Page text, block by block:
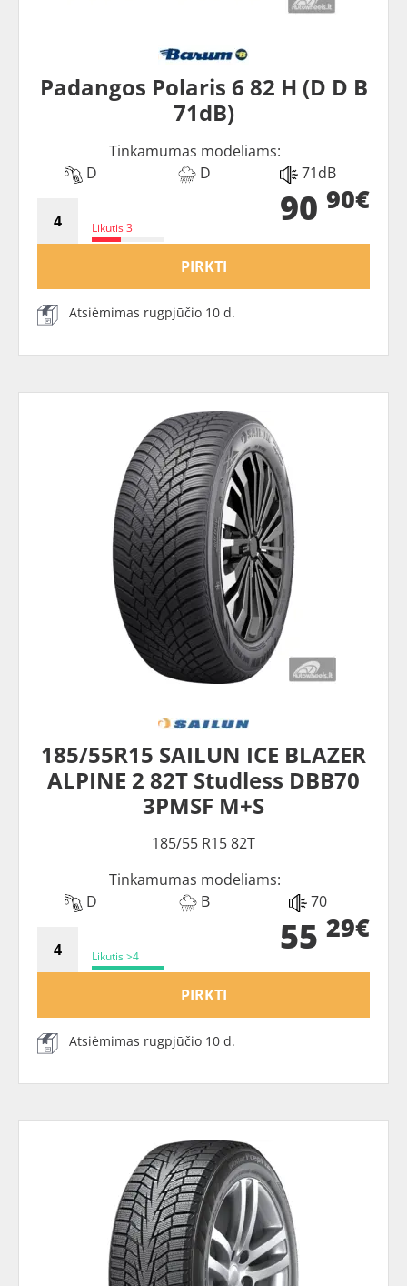
Padangos Polaris 6 82 H (D D B
71dB)
Tinkamumas modeliams:
D
D 71dB
Likutis 3 90 90€
PIRKTI
Atsiėmimas rugpjūčio 10 d.
185/55R15 SAILUN ICE BLAZER
ALPINE 2 82T Studless DBB70
3PMSF M+S
185/55 R15 82T
Tinkamumas modeliams:
D
B 70
Likutis >4 55 29€
PIRKTI
Atsiėmimas rugpjūčio 10 d.